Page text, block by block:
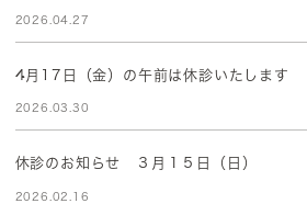
2026.04.27
4月17日（金）の午前は休診いたします
2026.03.30
休診のお知らせ ３月１５日（日）
2026.02.16